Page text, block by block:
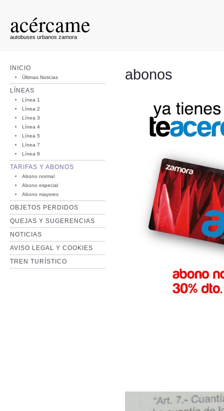
acércame
autobuses urbanos zamora
INICIO
Últimas Noticias
LÍNEAS
Línea 1
Línea 2
Línea 3
Línea 4
Línea 5
Línea 7
Línea 8
TARIFAS Y ABONOS
Abono normal
Abono especial
Abono mayores
OBJETOS PERDIDOS
QUEJAS Y SUGERENCIAS
NOTICIAS
AVISO LEGAL Y COOKIES
TREN TURÍSTICO
abonos